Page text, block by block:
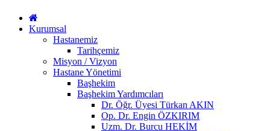
Kurumsal
Hastanemiz
Tarihçemiz
Misyon / Vizyon
Hastane Yönetimi
Başhekim
Başhekim Yardımcıları
Dr. Öğr. Üyesi Türkan AKIN
Op. Dr. Engin ÖZKIRIM
Uzm. Dr. Burcu HEKİM